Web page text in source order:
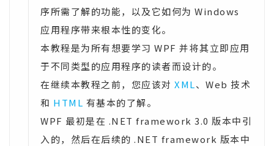
序所需了解的功能，以及它如何为 Windows
应用程序带来根本性的变化。
本教程是为所有想要学习 WPF 并将其立即应用
于不同类型的应用程序的读者而设计的。
在继续本教程之前，您应该对 XML、Web 技术
和 HTML 有基本的了解。
WPF 最初是在 .NET framework 3.0 版本中引
入的，然后在后续的 .NET framework 版本中